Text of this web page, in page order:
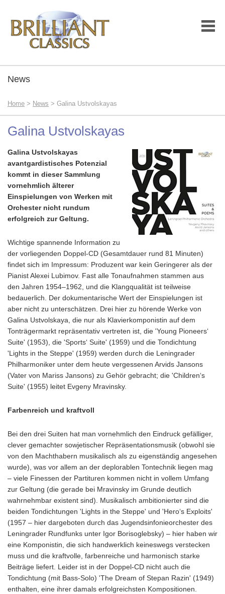
News
Home > News > Galina Ustvolskayas
Galina Ustvolskayas
Galina Ustvolskayas
avantgardistisches Potenzial
kommt in dieser Sammlung
vornehmlich älterer
Einspielungen von Werken mit
Orchester nicht rundum
erfolgreich zur Geltung.
Wichtige spannende Information zu
der vorliegenden Doppel-CD (Gesamtdauer rund 81 Minuten)
findet sich im Impressum: Produzent war kein Geringerer als der
Pianist Alexei Lubimov. Fast alle Tonaufnahmen stammen aus
den Jahren 1954–1962, und die Klangqualität ist teilweise
bedauerlich. Der dokumentarische Wert der Einspielungen ist
aber nicht zu unterschätzen. Drei hier zu hörende Werke von
Galina Ustvolskaya, die nur als Klavierkomponistin auf dem
Tonträgermarkt repräsentativ vertreten ist, die 'Young Pioneers‘
Suite' (1953), die 'Sports‘ Suite' (1959) und die Tondichtung
'Lights in the Steppe' (1959) werden durch die Leningrader
Philharmoniker unter dem heute vergessenen Arvids Jansons
(Vater von Mariss Jansons) zu Gehör gebracht; die 'Children‘s
Suite' (1955) leitet Evgeny Mravinsky.
Farbenreich und kraftvoll
Bei den drei Suiten hat man vornehmlich den Eindruck gefälliger,
clever gemachter sowjetischer Repräsentationsmusik (obwohl sie
von den Machthabern musikalisch als zu eigenständig angesehen
wurde), was vor allem an der deplorablen Tontechnik liegen mag
– viele Finessen der Partituren kommen nicht in vollem Umfang
zur Geltung (die gerade bei Mravinsky im Grunde deutlich
wahrnehmbar existent sind). Musikalisch ambitionierter sind die
beiden Tondichtungen 'Lights in the Steppe' und 'Hero‘s Exploits'
(1957 – hier dargeboten durch das Jugendsinfonieorchester des
Leningrader Rundfunks unter Igor Borisoglebsky) – hier haben wir
eine Komponistin, die sich handwerklich keineswegs verstecken
muss und die kraftvolle, farbenreiche und harmonisch starke
Beiträge liefert. Leider ist in der Doppel-CD nicht auch die
Tondichtung (mit Bass-Solo) 'The Dream of Stepan Razin' (1949)
enthalten, eine ihrer damals erfolgreichsten Kompositionen.